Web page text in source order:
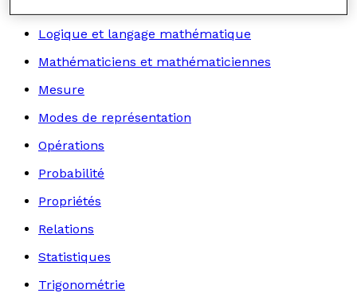
Logique et langage mathématique
Mathématiciens et mathématiciennes
Mesure
Modes de représentation
Opérations
Probabilité
Propriétés
Relations
Statistiques
Trigonométrie